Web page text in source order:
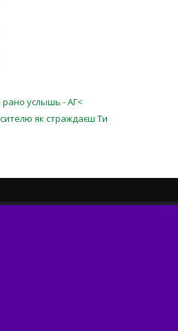
рано услышь - АГ<
як страждаєш Ти